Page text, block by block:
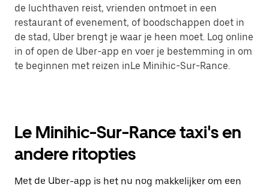
de luchthaven reist, vrienden ontmoet in een
restaurant of evenement, of boodschappen doet in
de stad, Uber brengt je waar je heen moet. Log online
in of open de Uber-app en voer je bestemming in om
te beginnen met reizen inLe Minihic-Sur-Rance.
Le Minihic-Sur-Rance taxi's en
andere ritopties
Met de Uber-app is het nu nog makkelijker om een